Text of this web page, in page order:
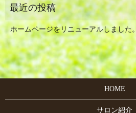
ホームページをリニューアルしました。
HOME
サロン紹介